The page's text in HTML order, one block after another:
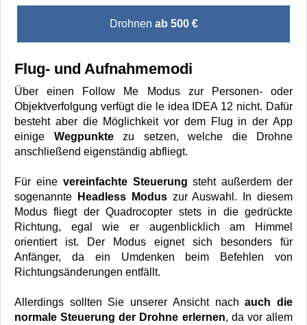
Drohnen ab 500 €
Flug- und Aufnahmemodi
Über einen Follow Me Modus zur Personen- oder
Objektverfolgung verfügt die le idea IDEA 12 nicht. Dafür
besteht aber die Möglichkeit vor dem Flug in der App
einige Wegpunktezu setzen, welche die Drohne
anschließend eigenständig abfliegt.
Für eine vereinfachte Steuerung steht außerdem der
sogenannte
Headless Moduszur Auswahl. In diesem
Modus fliegt der Quadrocopter stets in die gedrückte
Richtung, egal wie er augenblicklich am Himmel
orientiert ist. Der Modus eignet sich besonders für
Anfänger, da ein Umdenken beim Befehlen von
Richtungsänderungen entfällt.
Allerdings sollten Sie unserer Ansicht nachauch die
normale Steuerung der Drohne erlernen, da vor allem